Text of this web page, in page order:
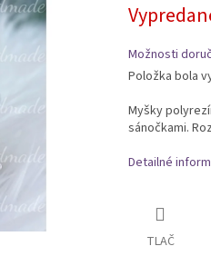
cena:
Možnosti
Položka bola
Myšky
sánočkami.
Detailné
TLAČ